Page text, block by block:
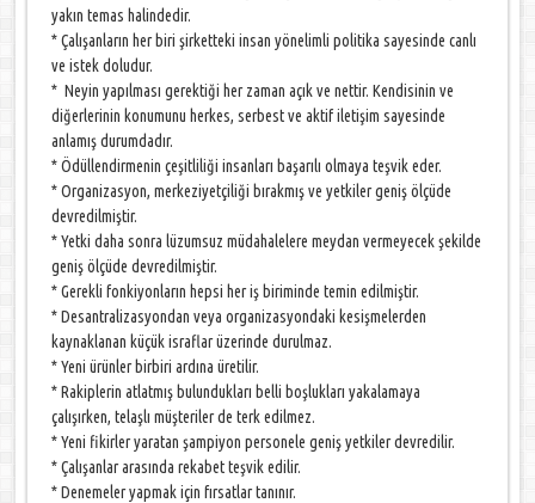
yakın temas halindedir.
* Çalışanların her biri şirketteki insan yönelimli politika sayesinde canlı
ve istek doludur.
* Neyin yapılması gerektiği her zaman açık ve nettir. Kendisinin ve
diğerlerinin konumunu herkes, serbest ve aktif iletişim sayesinde
anlamış durumdadır.
* Ödüllendirmenin çeşitliliği insanları başarılı olmaya teşvik eder.
* Organizasyon, merkeziyetçiliği bırakmış ve yetkiler geniş ölçüde
devredilmiştir.
* Yetki daha sonra lüzumsuz müdahalelere meydan vermeyecek şekilde
geniş ölçüde devredilmiştir.
* Gerekli fonkiyonların hepsi her iş biriminde temin edilmiştir.
* Desantralizasyondan veya organizasyondaki kesişmelerden
kaynaklanan küçük israflar üzerinde durulmaz.
* Yeni ürünler birbiri ardına üretilir.
* Rakiplerin atlatmış bulundukları belli boşlukları yakalamaya
çalışırken, telaşlı müşteriler de terk edilmez.
* Yeni fikirler yaratan şampiyon personele geniş yetkiler devredilir.
* Çalışanlar arasında rekabet teşvik edilir.
* Denemeler yapmak için fırsatlar tanınır.